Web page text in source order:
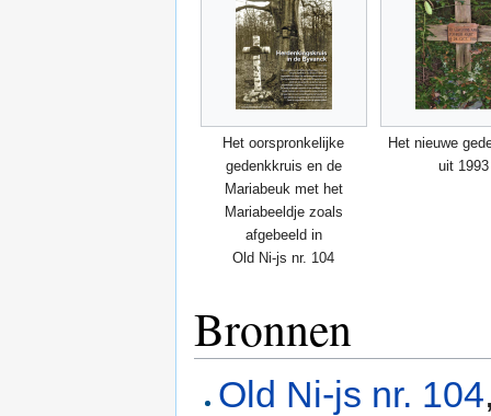
Het oorspronkelijke
gedenkkruis en de
Mariabeuk met het
Mariabeeldje zoals
afgebeeld in
Old Ni-js nr. 104
Het nieuwe
uit 1993
Bronnen
Old Ni-js nr. 104